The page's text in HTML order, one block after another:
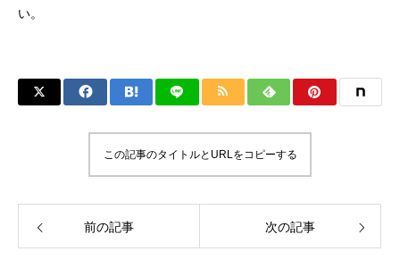
い。
この記事のタイトルとURLをコピーする
前の記事 次の記事